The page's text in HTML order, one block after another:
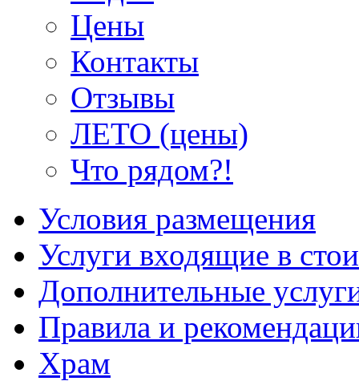
Цены
Контакты
Отзывы
ЛЕТО (цены)
Что рядом?!
Условия размещения
Услуги входящие в
Дополнительные
Правила и
Храм